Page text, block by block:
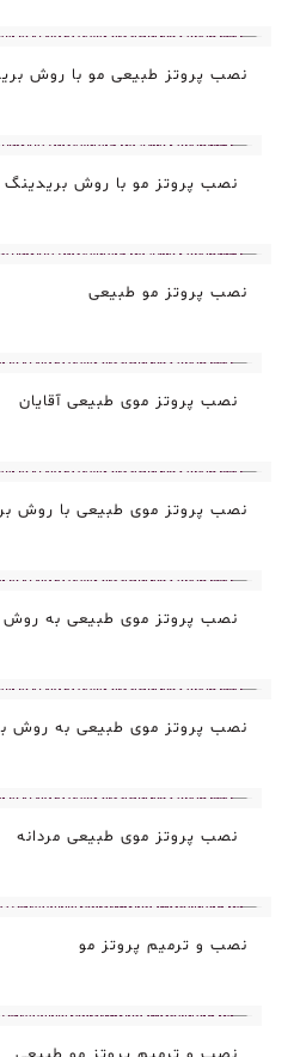
نصب پروتز طبیعی مو با روش
نصب پروتز مو با روش بریدینگ
نصب پروتز مو طبیعی
نصب پروتز موی طبیعی آقایان
نصب پروتز موی طبیعی با روش
نصب پروتز موی طبیعی به روش
نصب پروتز موی طبیعی به روش
نصب پروتز موی طبیعی مردانه
نصب و ترمیم پروتز مو